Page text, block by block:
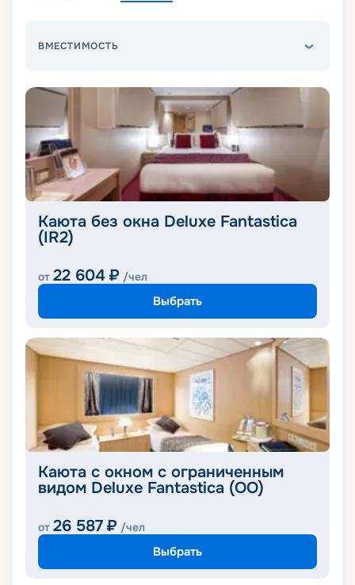
ВМЕСТИМОСТЬ
Каюта без окна Deluxe Fantastica
(IR2)
от 22 604 ₽ /чел
Выбрать
Каюта с окном с ограниченным
видом Deluxe Fantastica (OO)
от 26 587 ₽ /чел
Выбрать